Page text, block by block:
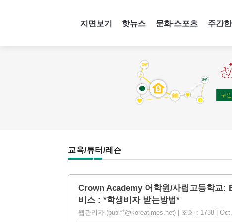
지면보기 핫뉴스 문화·스포츠 주간
교육/튜터/레슨
Crown Academy 어학원/사립고등학교:
비스 : *학생비자 받는방법*
웹관리자 (publ**@koreatimes.net) | 조회 : 1738 |